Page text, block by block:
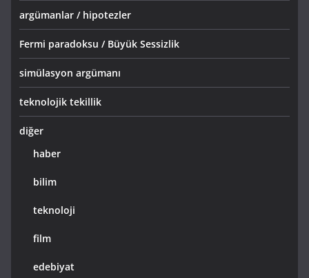
argümanlar / hipotezler
Fermi paradoksu / Büyük Sessizlik
simülasyon argümanı
teknolojik tekillik
diğer
haber
bilim
teknoloji
film
edebiyat